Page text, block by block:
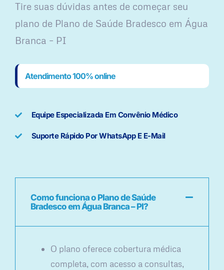
Tire suas dúvidas antes de começar seu
plano ​de Plano de Saúde Bradesco em Água
Branca – PI
Atendimento 100% online
Equipe Especializada Em Convênio Médico
Suporte Rápido Por WhatsApp E E-Mail
Como funciona o Plano de Saúde
Bradesco em Água Branca – PI?
O plano oferece cobertura médica
completa, com acesso a consultas,